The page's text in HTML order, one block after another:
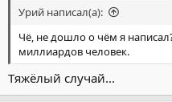
Урий написал(а):
Чё, не дошло о чём я
миллиардов человек.
Тяжёлый случай...